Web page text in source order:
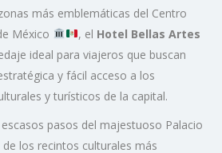
más emblemáticas del Centro
México
, el Hotel Bellas Artes
ideal para viajeros que buscan
y fácil acceso a los
y turísticos de la capital.
pasos del majestuoso Palacio
de los recintos culturales más